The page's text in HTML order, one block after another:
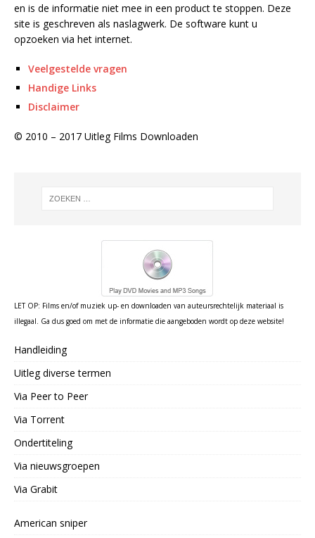
en is de informatie niet mee in een product te stoppen. Deze
site is geschreven als naslagwerk. De software kunt u
opzoeken via het internet.
Veelgestelde vragen
Handige Links
Disclaimer
© 2010 – 2017 Uitleg Films Downloaden
LET OP: Films en/of muziek up- en downloaden van auteursrechtelijk materiaal is
illegaal. Ga dus goed om met de informatie die aangeboden wordt op deze website!
Handleiding
Uitleg diverse termen
Via Peer to Peer
Via Torrent
Ondertiteling
Via nieuwsgroepen
Via Grabit
American sniper